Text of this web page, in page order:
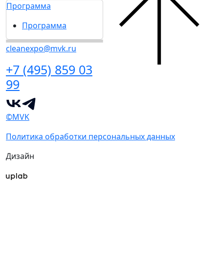
Программа
Программа
cleanexpo@mvk.ru
+7 (495) 859 03
99
©MVK
Политика обработки персональных данных
Дизайн